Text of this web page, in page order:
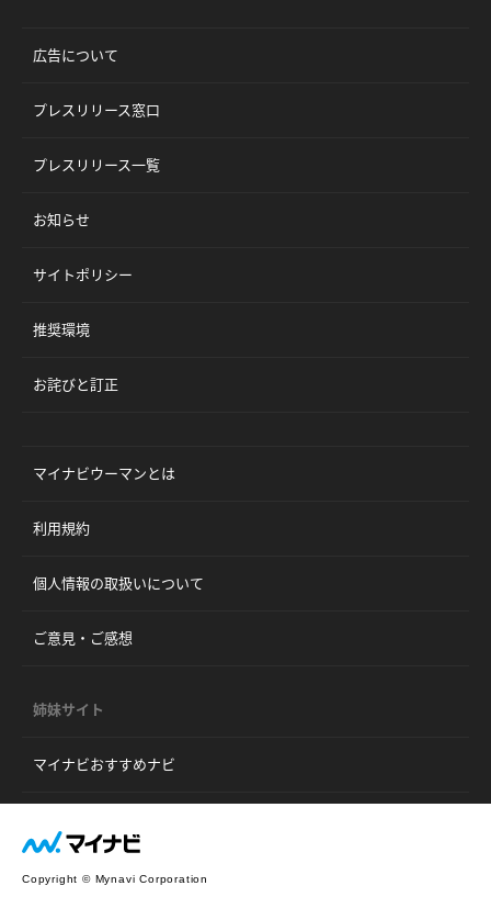
広告について
プレスリリース窓口
プレスリリース一覧
お知らせ
サイトポリシー
推奨環境
お詫びと訂正
マイナビウーマンとは
利用規約
個人情報の取扱いについて
ご意見・ご感想
姉妹サイト
マイナビおすすめナビ
Copyright © Mynavi Corporation